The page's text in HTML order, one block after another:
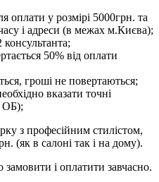
оплати у розмірі 5000грн. та
і адреси (в межах м.Києва);
50% від оплати
гроші не повертаються;
вказати точні
ОБ);
з професійним стилістом,
(як в салоні так і на дому).
замовити і оплатити завчасно.